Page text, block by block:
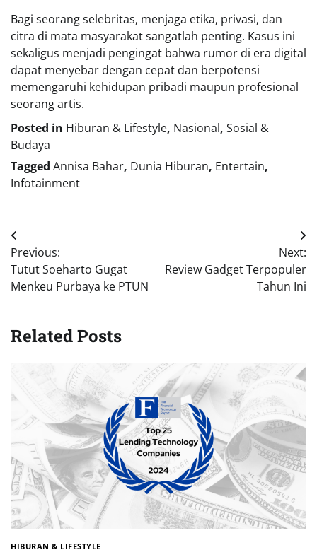
Bagi seorang selebritas, menjaga etika, privasi, dan
citra di mata masyarakat sangatlah penting. Kasus ini
sekaligus menjadi pengingat bahwa rumor di era digital
dapat menyebar dengan cepat dan berpotensi
memengaruhi kehidupan pribadi maupun profesional
seorang artis.
Posted in Hiburan & Lifestyle, Nasional, Sosial &
Budaya
Tagged Annisa Bahar, Dunia Hiburan, Entertain,
Infotainment
Navigasi
pos
Previous:
Tutut Soeharto Gugat
Menkeu Purbaya ke PTUN
Next:
Review Gadget Terpopuler
Tahun Ini
Related Posts
HIBURAN & LIFESTYLE